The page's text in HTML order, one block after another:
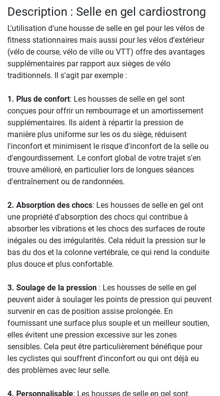
Description : Selle en gel cardiostrong
L'utilisation d'une housse de selle en gel pour les vélos de
fitness stationnaires mais aussi pour les vélos d'extérieur
(vélo de course, vélo de ville ou VTT) offre des avantages
supplémentaires par rapport aux sièges de vélo
traditionnels. Il s'agit par exemple :
1. Plus de confort: Les housses de selle en gel sont
conçues pour offrir un rembourrage et un amortissement
supplémentaires. Ils aident à répartir la pression de
manière plus uniforme sur les os du siège, réduisent
l'inconfort et minimisent le risque d'inconfort de la selle ou
d'engourdissement. Le confort global de votre trajet s'en
trouve amélioré, en particulier lors de longues séances
d'entraînement ou de randonnées.
2. Absorption des chocs: Les housses de selle en gel ont
une propriété d'absorption des chocs qui contribue à
absorber les vibrations et les chocs des surfaces de route
inégales ou des irrégularités. Cela réduit la pression sur le
bas du dos et la colonne vertébrale, ce qui rend la conduite
plus douce et plus confortable.
3. Soulage de la pression : Les housses de selle en gel
peuvent aider à soulager les points de pression qui peuvent
survenir en cas de position assise prolongée. En
fournissant une surface plus souple et un meilleur soutien,
elles évitent une pression excessive sur les zones
sensibles. Cela peut être particulièrement bénéfique pour
les cyclistes qui souffrent d'inconfort ou qui ont déjà eu
des problèmes avec leur selle.
4. Personnalisable: Les housses de selle en gel sont